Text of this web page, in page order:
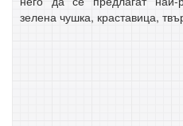
зелена чушка, краставица,